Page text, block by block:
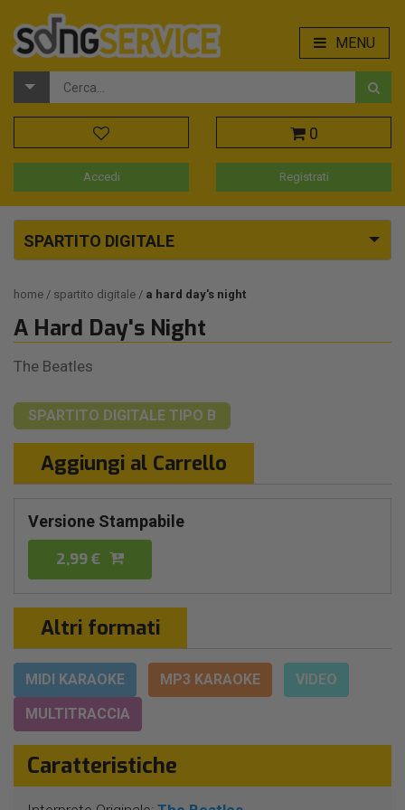
MENU
0
Accedi Registrati
SPARTITO DIGITALE
home spartito digitale a hard day's night
A Hard Day's Night
The Beatles
SPARTITO DIGITALE TIPO B
Aggiungi al Carrello
Versione Stampabile
2,99 €
Altri formati
MIDI KARAOKE MP3 KARAOKE
VIDEO
MULTITRACCIA
Caratteristiche